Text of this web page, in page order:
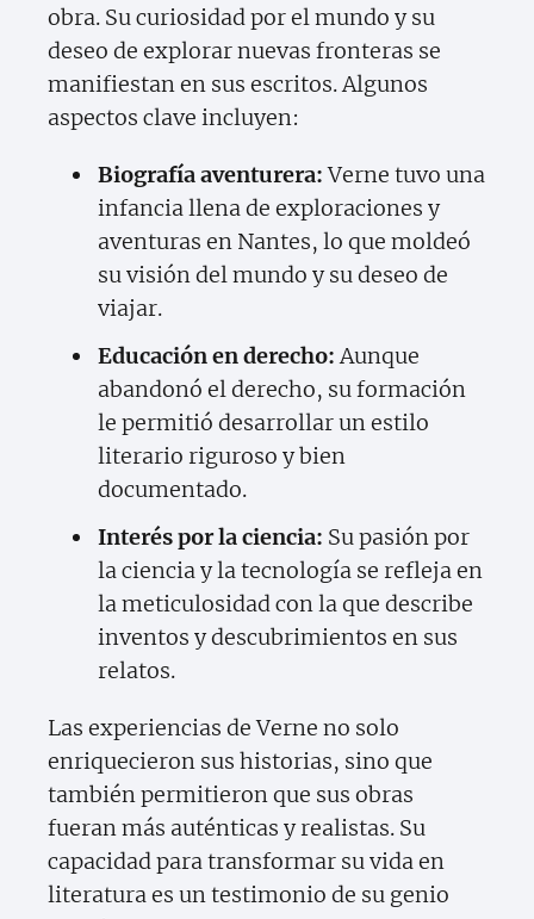
obra. Su curiosidad por el mundo y su
deseo de explorar nuevas fronteras se
manifiestan en sus escritos. Algunos
aspectos clave incluyen:
Biografía aventurera:Verne tuvo una
infancia llena de exploraciones y
aventuras en Nantes, lo que moldeó
su visión del mundo y su deseo de
viajar.
Educación en derecho:Aunque
abandonó el derecho, su formación
le permitió desarrollar un estilo
literario riguroso y bien
documentado.
Interés por la ciencia: Su pasión por
la ciencia y la tecnología se refleja en
la meticulosidad con la que describe
inventos y descubrimientos en sus
relatos.
Las experiencias de Verne no solo
enriquecieron sus historias, sino que
también permitieron que sus obras
fueran más auténticas y realistas. Su
capacidad para transformar su vida en
literatura es un testimonio de su genio